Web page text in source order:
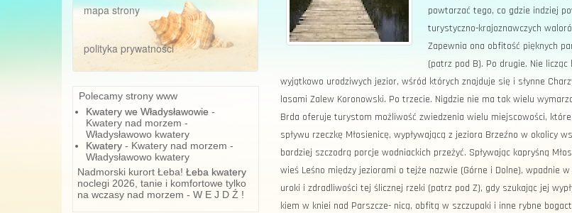
mapa strony
polityka prywatności
Polecamy strony www
Kwatery we Władysławowie -
Kwatery nad morzem -
Władysławowo kwatery
Kwatery - Kwatery nad morzem -
Władysławowo kwatery
Nadmorski kurort Łeba! Łeba kwatery
noclegi 2026, tanie i komfortowe tylko
na wczasy nad morzem - W E J D Ź !
powtarzać tego, co gdzie in­dziej
tu­rystyczno-krajoznawczych
Zapewnia ona obfitość pięknych
(patrz pod B). Po drugie. Nie licząc
wyjątkowo urodzi­wych jezior, wśród których znajduje się i słynne
lasami Zalew Koronowski. Po trzecie. Nigdzie nie ma tak wielu
Brda oferuje tu­rystom możliwość zwiedzenia wielu miejscowości,
spływu rzeczkę Młosienicę, wypływa­jącą z jeziora Brzeźno w
bar­dziej szczodrą porcje wod­niackich przeżyć. Spływając kapryśną
wieś Leśno między jeziorami o tejże nazwie (Górne i Dolne), wpadnie
uroki i zdradliwości tej ślicznej rze­ki (patrz pod Z), gdy szuka­jąc jej
kiem w kniei nad Parszcze- nicą, obfitą w szczupaki i in­ne rybne